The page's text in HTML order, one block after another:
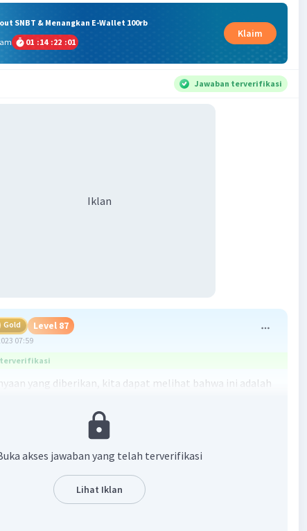
SNBT & Menangkan E-Wallet 100rb
01 :14 :22 :01
Klaim
Jawaban terverifikasi
Iklan
Gold Level 87
07:59
terverifikasi
yang diberikan, kita dapat melihat bahwa ini adalah
(K) dalam reaksi kimia.
kita perlu memahami bahwa tetapan kesetimbangan (K)
antara konsentrasi produk dan reaktan dalam suatu
yang telah mencapai kesetimbangan. Nilai K ini dapat
akses jawaban yang telah terverifikasi
Lihat Iklan